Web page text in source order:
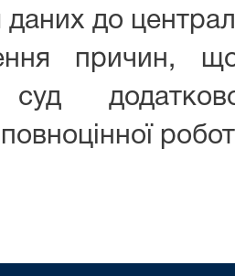
даних до
причин,
суд